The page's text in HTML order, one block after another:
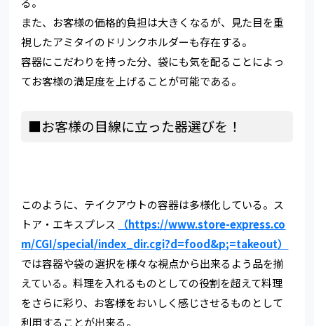
また、お客様の価格的負担は大きくなるが、見た目を重
視したアミタイのドリンクホルダーも存在する。
容器にこだわりを持った分、袋にも気を配ることによっ
てお客様の満足度を上げることが可能である。
■お客様の目線に立った器選びを！
このように、テイクアウトの容器は多様化している。ス
トア・エキスプレス
（https://www.store-express.co
m/CGI/special/index_dir.cgi?d=food&p;=takeout）
では容器や袋の選択を様々な視点から出来るよう品を揃
えている。料理を入れるものとしての役割を超えて料理
をさらに彩り、お客様をおいしく感じさせるものとして
利用することが出来る。